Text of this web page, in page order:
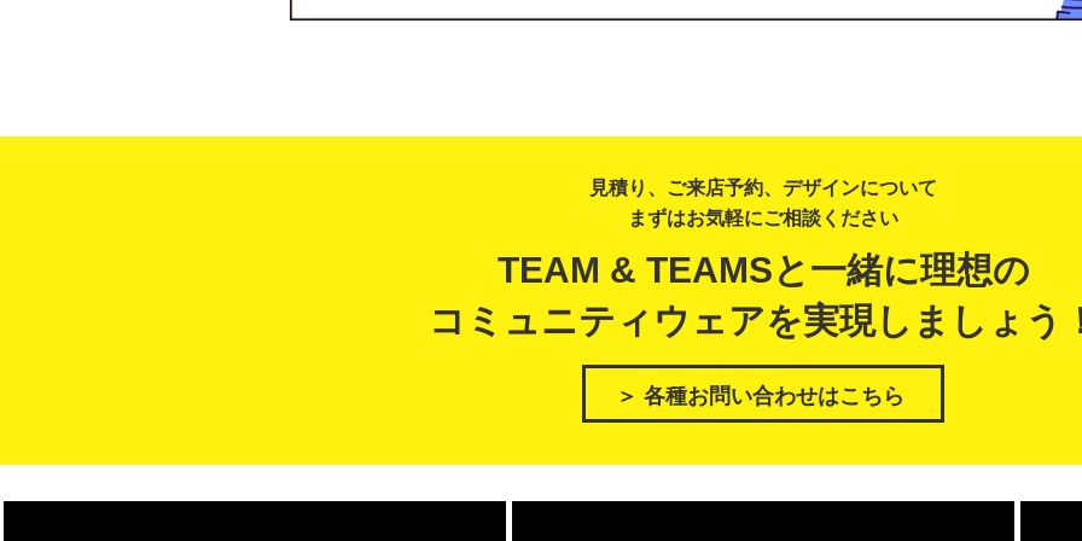
見積り、ご来店予約、デザインについて
まずはお気軽にご相談ください
TEAM & TEAMSと一緒に理想の
コミュニティウェアを実現しましょう
＞ 各種お問い合わせはこちら